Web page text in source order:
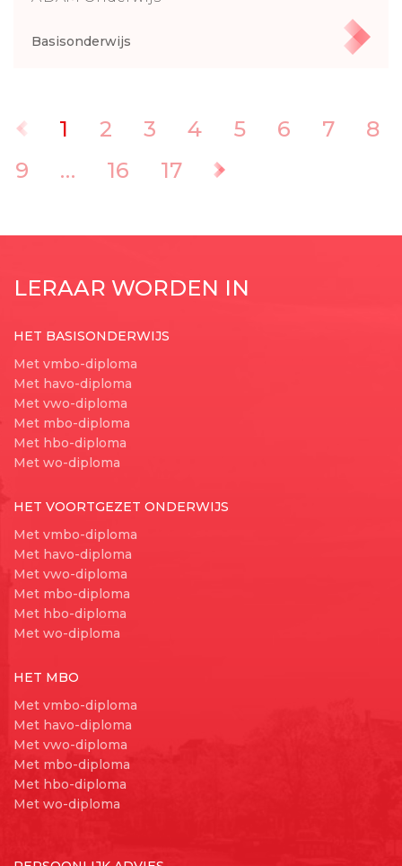
Basisonderwijs
Vorige
1 2 3 4 5 6 7
8
9
… 16 17 Volgende
LERAAR WORDEN IN
HET BASISONDERWIJS
Met vmbo-diploma
Met havo-diploma
Met vwo-diploma
Met mbo-diploma
Met hbo-diploma
Met wo-diploma
HET VOORTGEZET ONDERWIJS
Met vmbo-diploma
Met havo-diploma
Met vwo-diploma
Met mbo-diploma
Met hbo-diploma
Met wo-diploma
HET MBO
Met vmbo-diploma
Met havo-diploma
Met vwo-diploma
Met mbo-diploma
Met hbo-diploma
Met wo-diploma